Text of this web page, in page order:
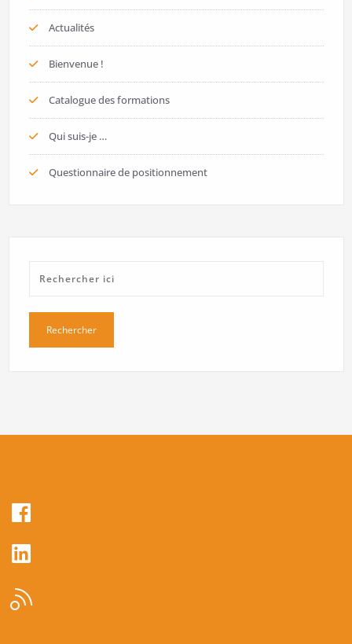
Actualités
Bienvenue !
Catalogue des formations
Qui suis-je …
Questionnaire de positionnement